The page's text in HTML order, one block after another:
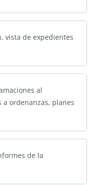
vista de expedientes
al
a ordenanzas, planes
de la